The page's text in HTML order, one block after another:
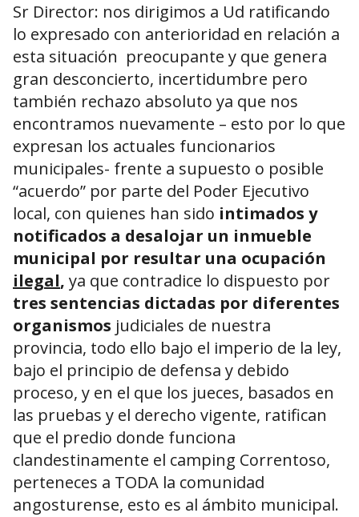
Sr Director: nos dirigimos a Ud ratificando
lo expresado con anterioridad en relación a
esta situación preocupante y que genera
gran desconcierto, incertidumbre pero
también rechazo absoluto ya que nos
encontramos nuevamente – esto por lo que
expresan los actuales funcionarios
municipales- frente a supuesto o posible
“acuerdo” por parte del Poder Ejecutivo
local, con quienes han sido intimados y
notificados a desalojar un inmueble
municipal por resultar una ocupación
ilegal, ya que contradice lo dispuesto por
tres sentencias dictadas por diferentes
organismos judiciales de nuestra
provincia, todo ello bajo el imperio de la ley,
bajo el principio de defensa y debido
proceso, y en el que los jueces, basados en
las pruebas y el derecho vigente, ratifican
que el predio donde funciona
clandestinamente el camping Correntoso,
perteneces a TODA la comunidad
angosturense, esto es al ámbito municipal.